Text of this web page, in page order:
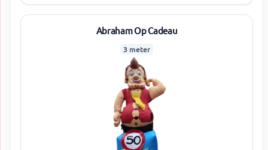
Abraham Op Cadeau
3 meter